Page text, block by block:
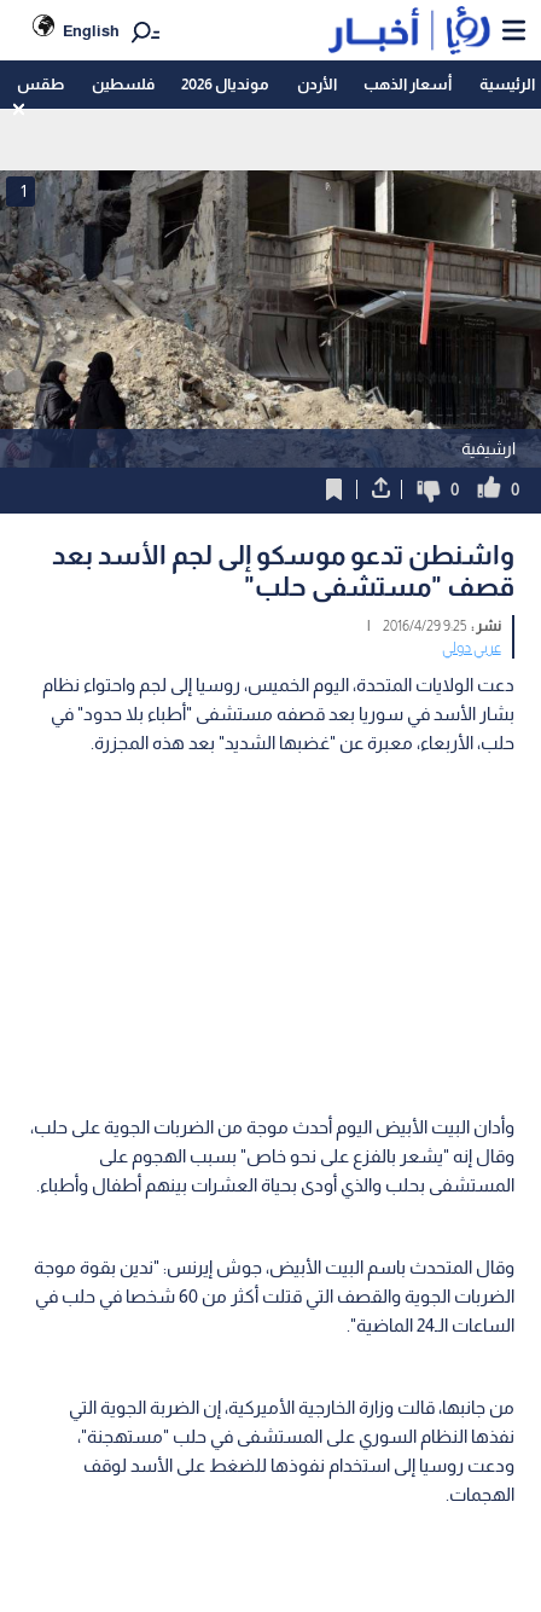
English
الرئيسية أسعار الذهب الأردن مونديال 2026 فلسطين طقس
ارشيفية
1
0
0
واشنطن تدعو موسكو إلى لجم الأسد بعد
قصف "مستشفى حلب"
نشر :9:25 2016/4/29
|
عربي دولي
دعت الولايات المتحدة، اليوم الخميس، روسيا إلى لجم واحتواء نظام
بشار الأسد في سوريا بعد قصفه مستشفى "أطباء بلا حدود" في
حلب، الأربعاء، معبرة عن "غضبها الشديد" بعد هذه المجزرة.
وأدان البيت الأبيض اليوم أحدث موجة من الضربات الجوية على حلب،
وقال إنه "يشعر بالفزع على نحو خاص" بسبب الهجوم على
المستشفى بحلب والذي أودى بحياة العشرات بينهم أطفال وأطباء.
وقال المتحدث باسم البيت الأبيض، جوش إيرنس: "ندين بقوة موجة
الضربات الجوية والقصف التي قتلت أكثر من 60 شخصا في حلب في
الساعات الـ24 الماضية".
من جانبها، قالت وزارة الخارجية الأميركية، إن الضربة الجوية التي
نفذها النظام السوري على المستشفى في حلب "مستهجنة"،
ودعت روسيا إلى استخدام نفوذها للضغط على الأسد لوقف
الهجمات.